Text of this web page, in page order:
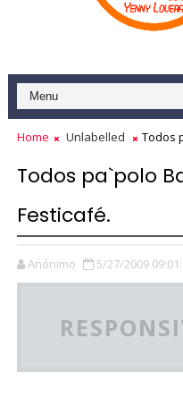
Home Unlabelled Todos
Todos pa`polo
Festicafé.
Anónimo 5/27/2009